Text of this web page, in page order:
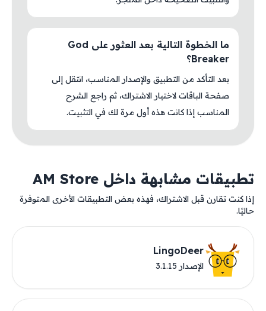
ما الخطوة التالية بعد العثور على God
Breaker؟
بعد التأكد من التطبيق والإصدار المناسب، انتقل إلى
صفحة الباقات لاختيار الاشتراك، ثم راجع الشرح
المناسب إذا كانت هذه أول مرة لك في التثبيت.
تطبيقات مشابهة داخل AM Store
إذا كنت تقارن قبل الاشتراك، فهذه بعض التطبيقات الأخرى المتوفرة
حاليًا.
LingoDeer
الإصدار 3.1.15